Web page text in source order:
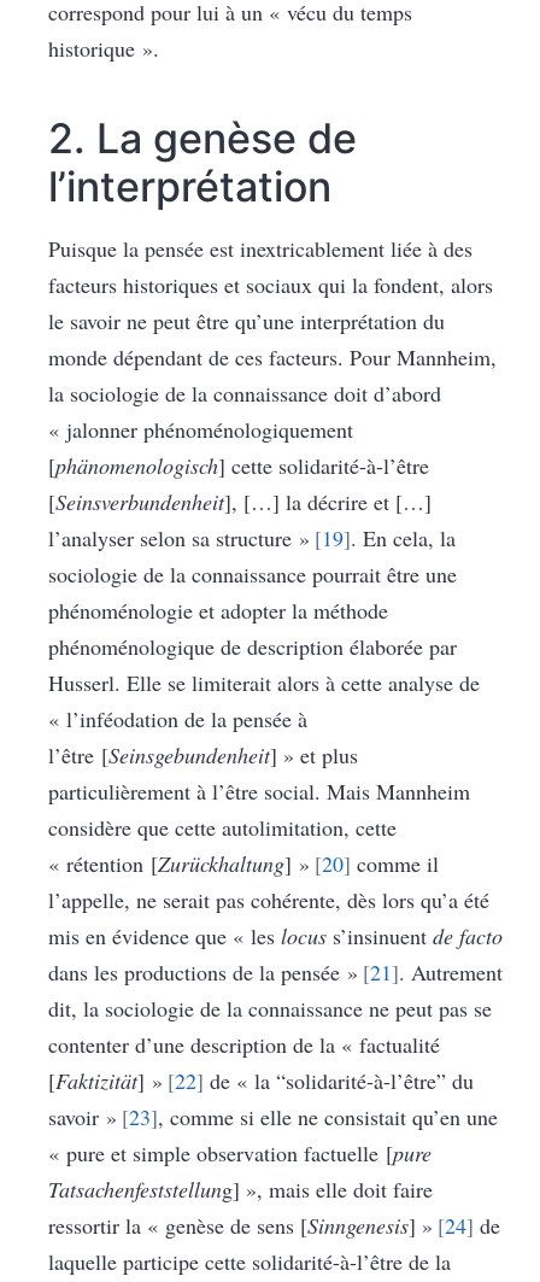
correspond pour lui à un « vécu du temps
historique ».
2. La genèse de
l’interprétation
Puisque la pensée est inextricablement liée à des
facteurs historiques et sociaux qui la fondent, alors
le savoir ne peut être qu’une interprétation du
monde dépendant de ces facteurs. Pour Mannheim,
la sociologie de la connaissance doit d’abord
« jalonner phénoménologiquement
[phänomenologisch] cette solidarité-à-l’être
[Seinsverbundenheit], […] la décrire et […]
l’analyser selon sa structure » 19 . En cela, la
sociologie de la connaissance pourrait être une
phénoménologie et adopter la méthode
phénoménologique de description élaborée par
Husserl. Elle se limiterait alors à cette analyse de
« l’inféodation de la pensée à
l’être [Seinsgebundenheit] » et plus
particulièrement à l’être social. Mais Mannheim
considère que cette autolimitation, cette
« rétention [Zurückhaltung] » 20 comme il
l’appelle, ne serait pas cohérente, dès lors qu’a été
mis en évidence que « les locus s’insinuent de facto
dans les productions de la pensée » 21 . Autrement
dit, la sociologie de la connaissance ne peut pas se
contenter d’une description de la « factualité
[Faktizität] » 22 de « la “solidarité-à-l’être” du
savoir » 23 , comme si elle ne consistait qu’en une
« pure et simple observation factuelle [pure
Tatsachenfeststellung] », mais elle doit faire
ressortir la « genèse de sens [Sinngenesis] » 24 de
laquelle participe cette solidarité-à-l’être de la